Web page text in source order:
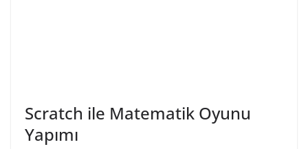
Scratch ile Matematik Oyunu
Yapımı